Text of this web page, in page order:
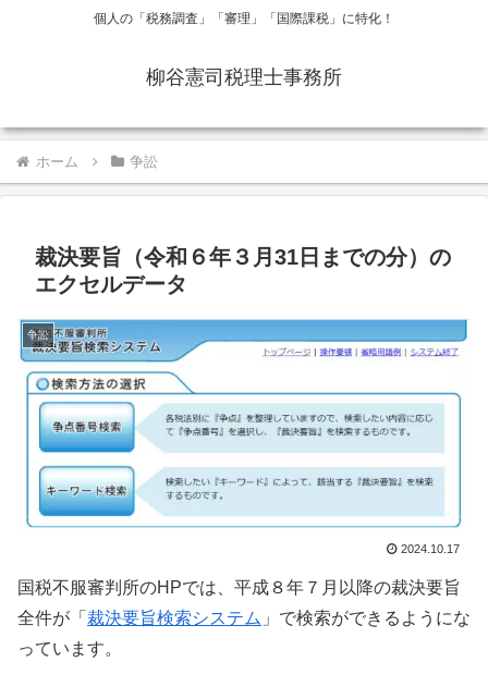
個人の「税務調査」「審理」「国際課税」に特化！
柳谷憲司税理士事務所
ホーム 争訟
裁決要旨（令和６年３月31日までの分）の
エクセルデータ
争訟
2024.10.17
国税不服審判所のHPでは、平成８年７月以降の裁決要旨
全件が「 裁決要旨検索システム 」で検索ができるようにな
っています。